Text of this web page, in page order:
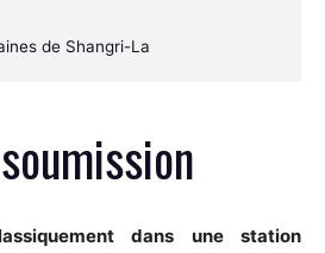
de Shangri-La
dans une station